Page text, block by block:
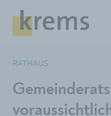
RATHAUS